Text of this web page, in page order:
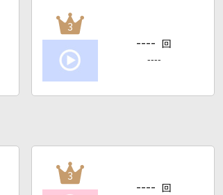
3
---- 回
----
3
---- 回